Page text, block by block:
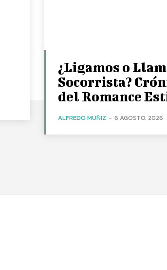
¿Ligamos o
Socorrista?
del Romance
ALFREDO MUÑIZ - 6 AGOSTO, 2026